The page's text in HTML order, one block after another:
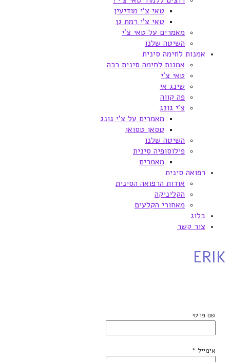
טאי צ'י מודיעין
טאי צ'י רמת גן
מאמרים על טאי צ'י
השיטה שלנו
אמנות לחימה סינית
אמנות לחימה סינית רכה
טאי צ'י
שינג אי
פה קווה
צ'י גונג
מאמרים על צ'י גונג
טסאן טסואן
השיטה שלנו
פילוסופיה סינית
מאמרים
רפואה סינית
אודות הרפואה הסינית
הקליניקה
מאחורי הקלעים
בלוג
צור קשר
ERIK
שם פרטי
אימייל *